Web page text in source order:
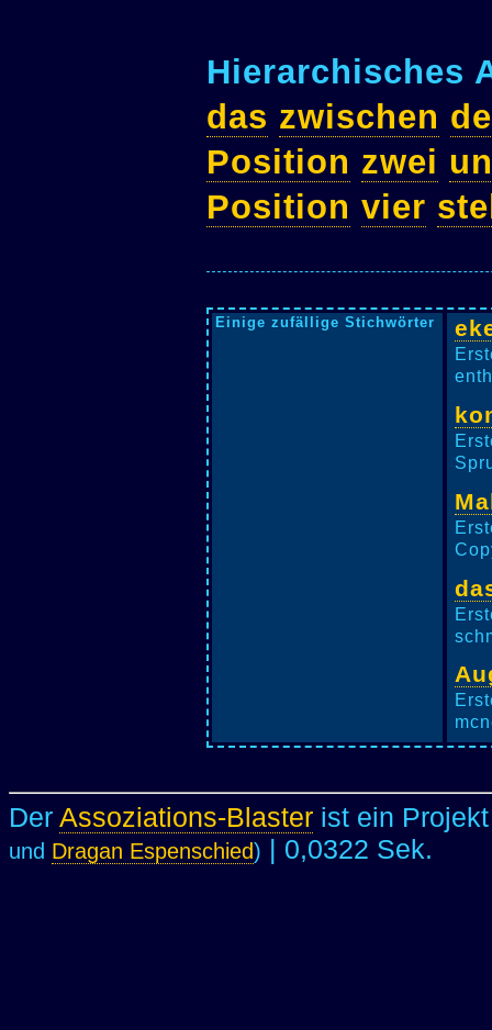
Hierarchisches
das zwischen
Position zwei
Position vier
Einige zufällige Stichwörter
Der Assoziations-Blaster ist ein
und Dragan Espenschied) | 0,0322 Sek.